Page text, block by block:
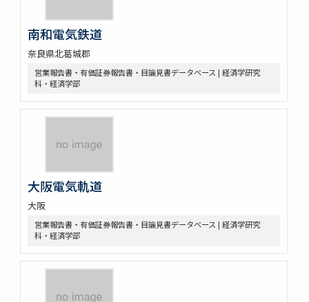
南和電気鉄道
奈良県北葛城郡
営業報告書・有価証券報告書・目論見書データベース | 経済学研究
科・経済学部
大阪電気軌道
大阪
営業報告書・有価証券報告書・目論見書データベース | 経済学研究
科・経済学部